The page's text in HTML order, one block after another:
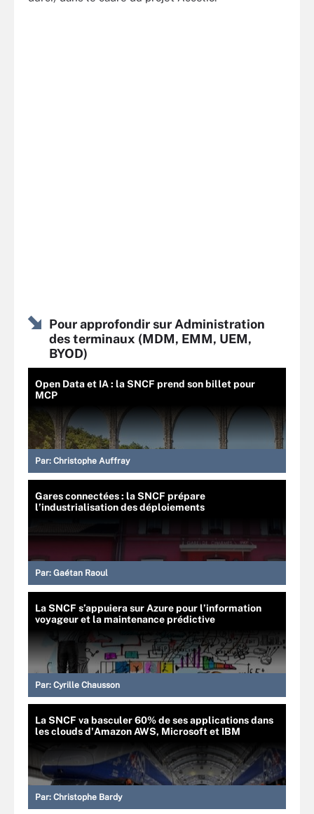
Pour approfondir sur Administration
des terminaux (MDM, EMM, UEM,
BYOD)
Open Data et IA : la SNCF prend son billet pour
MCP
Par: Christophe Auffray
Gares connectées : la SNCF prépare
l’industrialisation des déploiements
Par: Gaétan Raoul
La SNCF s’appuiera sur Azure pour l’information
voyageur et la maintenance prédictive
Par: Cyrille Chausson
La SNCF va basculer 60% de ses applications dans
les clouds d'Amazon AWS, Microsoft et IBM
Par: Christophe Bardy